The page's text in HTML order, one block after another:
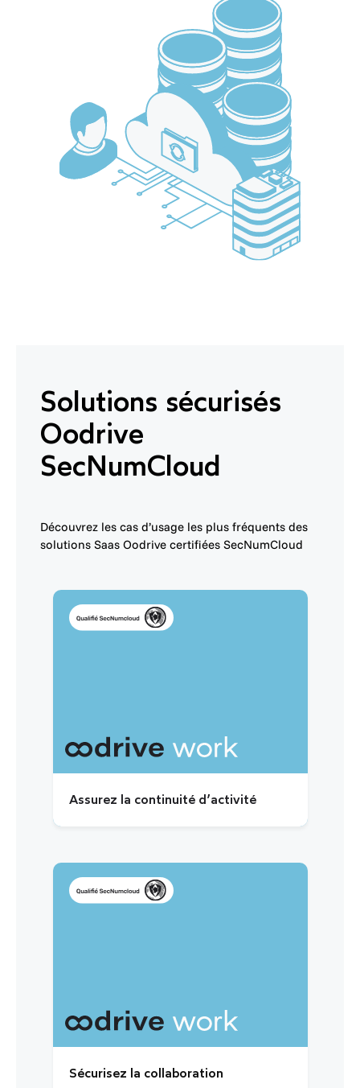
Solutions sécurisés
Oodrive
SecNumCloud
Découvrez les cas d’usage les plus fréquents des
solutions Saas Oodrive certifiées SecNumCloud
Assurez la continuité d’activité
Sécurisez la collaboration